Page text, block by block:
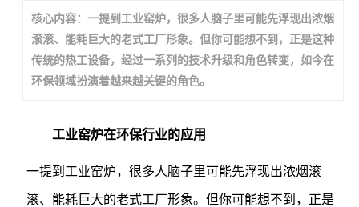
核心内容：一提到工业窑炉，很多人脑子里可能先浮现出浓烟
滚滚、能耗巨大的老式工厂形象。但你可能想不到，正是这种
传统的热工设备，经过一系列的技术升级和角色转变，如今在
环保领域扮演着越来越关键的角色。
工业窑炉在环保行业的应用
一提到工业窑炉，很多人脑子里可能先浮现出浓烟滚
滚、能耗巨大的老式工厂形象。但你可能想不到，正是